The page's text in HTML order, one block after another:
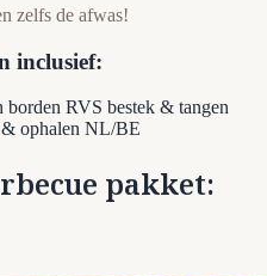
zelfs de afwas!
inclusief:
borden RVS bestek & tangen
ophalen NL/BE
pakket: